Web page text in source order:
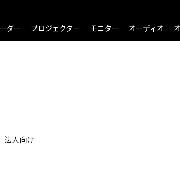
ダー プロジェクター モニター オーディオ
法人向け